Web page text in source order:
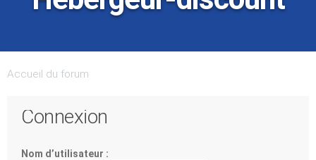
Accueil du forum
Connexion
Nom d’utilisateur :